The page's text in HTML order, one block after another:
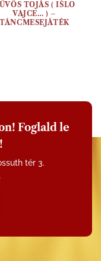
TOJÁS ( IŠLO
VAJCE… ) –
TÁNCMESEJÁTÉK
Foglald le
tér 3.